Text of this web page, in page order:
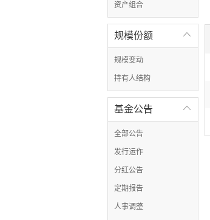
资产组合

规模份额
规模变动
持有人结构

基金公告
全部公告
发行运作
分红公告
定期报告
人事调整